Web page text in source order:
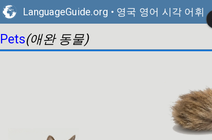
LanguageGuide.org • 영국 영어 시각 어휘
Pets(애완 동물)